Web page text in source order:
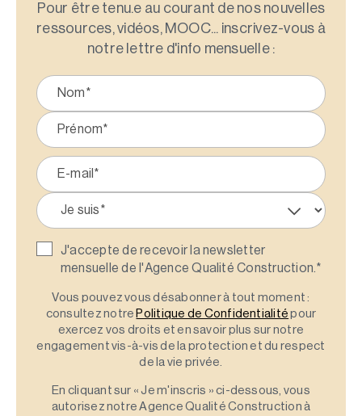
Pour être tenu.e au courant de nos nouvelles
ressources, vidéos, MOOC... inscrivez-vous à
notre lettre d'info mensuelle :
J'accepte de recevoir la newsletter
mensuelle de l'Agence Qualité Construction.*
Vous pouvez vous désabonner à tout moment :
consultez notre Politique de Confidentialité pour
exercez vos droits et en savoir plus sur notre
engagement vis-à-vis de la protection et du respect
de la vie privée.
En cliquant sur « Je m'inscris » ci-dessous, vous
autorisez notre Agence Qualité Construction à